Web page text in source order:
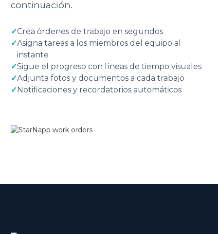
continuación.
✓Crea órdenes de trabajo en segundos
✓Asigna tareas a los miembros del equipo al
instante
✓Sigue el progreso con líneas de tiempo visuales
✓Adjunta fotos y documentos a cada trabajo
✓Notificaciones y recordatorios automáticos